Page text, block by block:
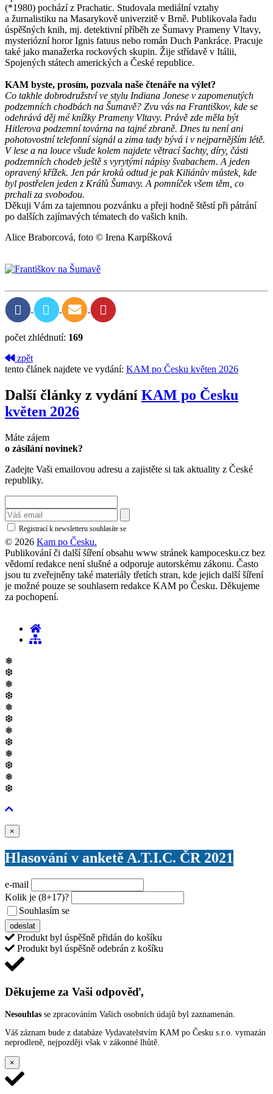
(*1980) pochází z Prachatic. Studovala me­diální vztahy
a žurnalistiku na Masarykově univerzitě v Brně. Publikovala řadu
úspěšných knih, mj. detektivní příběh ze Šumavy Prameny Vltavy,
mysteriózní horor Ignis fatuus nebo román Duch Pankráce. Pracuje
také jako manažerka rockových skupin. Žije střídavě v Itálii,
Spojených státech amerických a České republice.
KAM byste, prosím, pozvala naše čtenáře na výlet?
Co takhle dobrodružství ve stylu Indiana Jonese v zapomenutých
podzemních chodbách na Šumavě? Zvu vás na Františkov, kde se
odehrává děj mé knížky Prameny Vltavy. Právě zde měla být
Hitlerova podzemní továrna na tajné zbraně. Dnes tu není ani
pohotovostní telefonní signál a zima tady bývá i v nejparnějším létě.
V lese a na louce všude kolem najdete větrací šachty, díry, části
podzemních chodeb ještě s vyrytými nápisy švabachem. A jeden
opravený křížek. Jen pár kroků odtud je pak Kiliánův můstek, kde
byl postřelen jeden z Králů Šumavy. A pomníček všem těm, co
prchali za svobodou.
Děkuji Vám za tajemnou pozvánku a přeji hodně štěstí při pátrání
po dalších zajímavých tématech do vašich knih.
Alice Braborcová, foto © Irena Karpíšková
počet zhlédnutí: 169
zpět
tento článek najdete ve vydání: KAM po Česku květen 2026
Další články z vydání KAM po Česku
květen 2026
Máte zájem
o zásílání novinek?
Zadejte Vaši emailovou adresu a zajistěte si tak aktuality z České
republiky.
Registrací k newsletteru souhlasíte se
© 2026 Kam po Česku.
Publikování či další šíření obsahu www stránek kampocesku.cz bez
vědomí redakce není slušné a odporuje autorskému zákonu. Často
jsou tu zveřejněny také materiály třetích stran, kde jejich další šíření
je možné pouze se souhlasem redakce KAM po Česku. Děkujeme
za pochopení.
❅
❆
❅
❆
❅
❆
❅
❆
❅
❆
❅
❆
×
Hlasování v anketě A.T.I.C. ČR 2021
e-mail
Kolik je (8+17)?
Souhlasím se
odeslat
Produkt byl úspěšně přidán do košíku
Produkt byl úspěšně odebrán z košíku
Děkujeme za Vaši odpověď,
Nesouhlas se zpracováním Vašich osobních údajů byl zaznamenán.
Váš záznam bude z databáze Vydavatelstvím KAM po Česku s.r.o. vymazán
neprodleně, nejpozději však v zákonné lhůtě.
×